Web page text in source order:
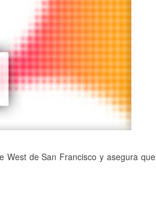
de San Francisco y asegura que